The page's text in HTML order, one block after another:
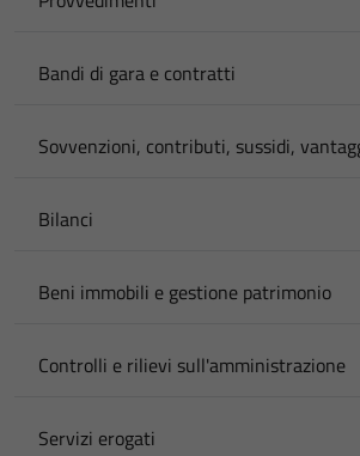
Bandi di gara e contratti
Sovvenzioni, contributi, sussidi,
Bilanci
Beni immobili e gestione patrimonio
Controlli e rilievi sull'amministrazione
Servizi erogati